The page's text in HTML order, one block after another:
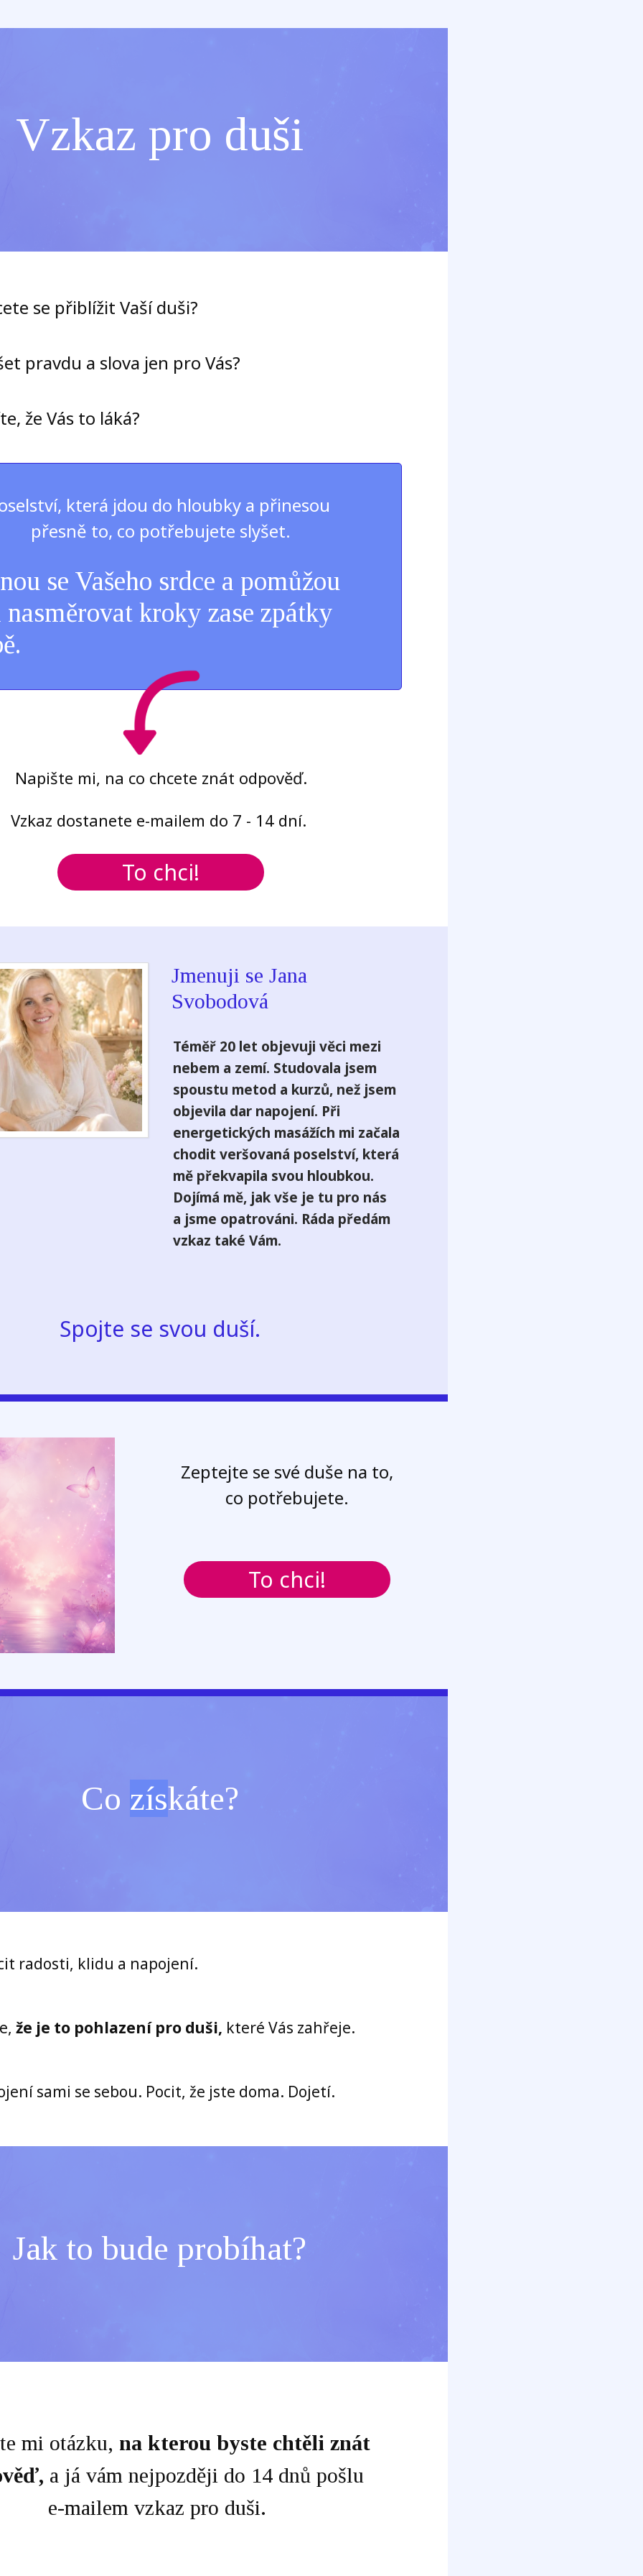
Vzkaz pro duši
se přiblížit Vaší duši?
pravdu a slova jen pro Vás?
že Vás to láká?
která jdou do hloubky a přinesou
přesně to, co potřebujete slyšet.
se Vašeho srdce a pomůžou
kroky zase zpátky
Napište mi, na co chcete znát odpověď.
Vzkaz dostanete e-mailem do 7 - 14 dní.
To chci!
Jmenuji se Jana
Svobodová
Téměř 20 let objevuji věci mezi
nebem a zemí. Studovala jsem
spoustu metod a kurzů, než jsem
objevila dar napojení. Při
energetických masážích mi začala
chodit veršovaná poselství, která
mě překvapila svou hloubkou.
Dojímá mě, jak vše je tu pro nás
a jsme opatrováni. Ráda předám
vzkaz také Vám.
Spojte se svou duší.
Zeptejte se své duše na to,
co potřebujete.
To chci!
Co získáte?
radosti, klidu a napojení.
že je to pohlazení pro duši, které Vás zahřeje.
sami se sebou. Pocit, že jste doma. Dojetí.
Jak to bude probíhat?
mi otázku, na kterou byste chtěli znát
a já vám nejpozději do 14 dnů pošlu
e-mailem vzkaz pro duši.